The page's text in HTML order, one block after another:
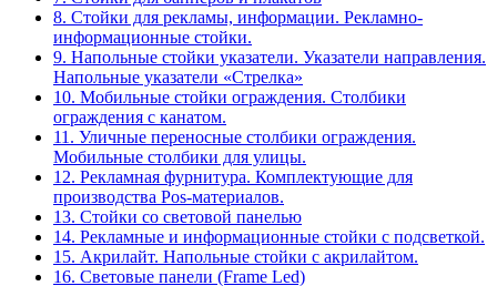
8. Стойки для рекламы, информации. Рекламно-
информационные стойки.
9. Напольные стойки указатели. Указатели направления.
Напольные указатели «Стрелка»
10. Мобильные стойки ограждения. Столбики
ограждения с канатом.
11. Уличные переносные столбики ограждения.
Мобильные столбики для улицы.
12. Рекламная фурнитура. Комплектующие для
производства Pos-материалов.
13. Стойки со световой панелью
14. Рекламные и информационные стойки с подсветкой.
15. Акрилайт. Напольные стойки с акрилайтом.
16. Световые панели (Frame Led)